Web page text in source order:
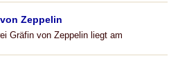
Zeppelin
Gräfin von Zeppelin liegt am